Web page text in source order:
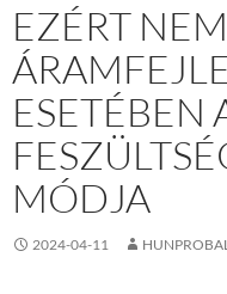
EZÉRT
ESETÉBEN
MÓDJA
2024-04-11